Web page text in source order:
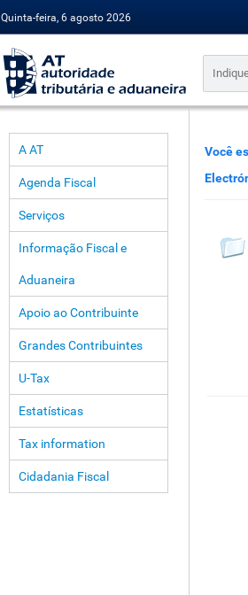
Quinta-feira, 6 agosto 2026
A AT
Agenda Fiscal
Serviços
Informação Fiscal e
Aduaneira
Apoio ao Contribuinte
Grandes Contribuintes
U-Tax
Estatísticas
Tax information
Cidadania Fiscal
Você